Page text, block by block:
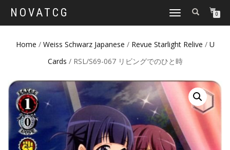
NOVATCG
TOGGLE
0
Home / Weiss Schwarz Japanese / Revue Starlight Relive / U
Cards / RSL/S69-067 リビングでのひと時